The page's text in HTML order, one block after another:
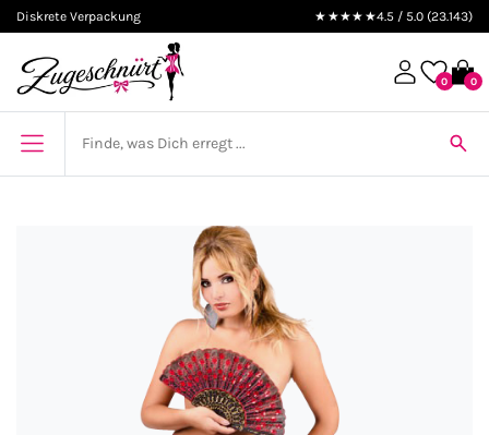
Diskrete Verpackung ★★★★★4.5 / 5.0 (23.143)
0 0